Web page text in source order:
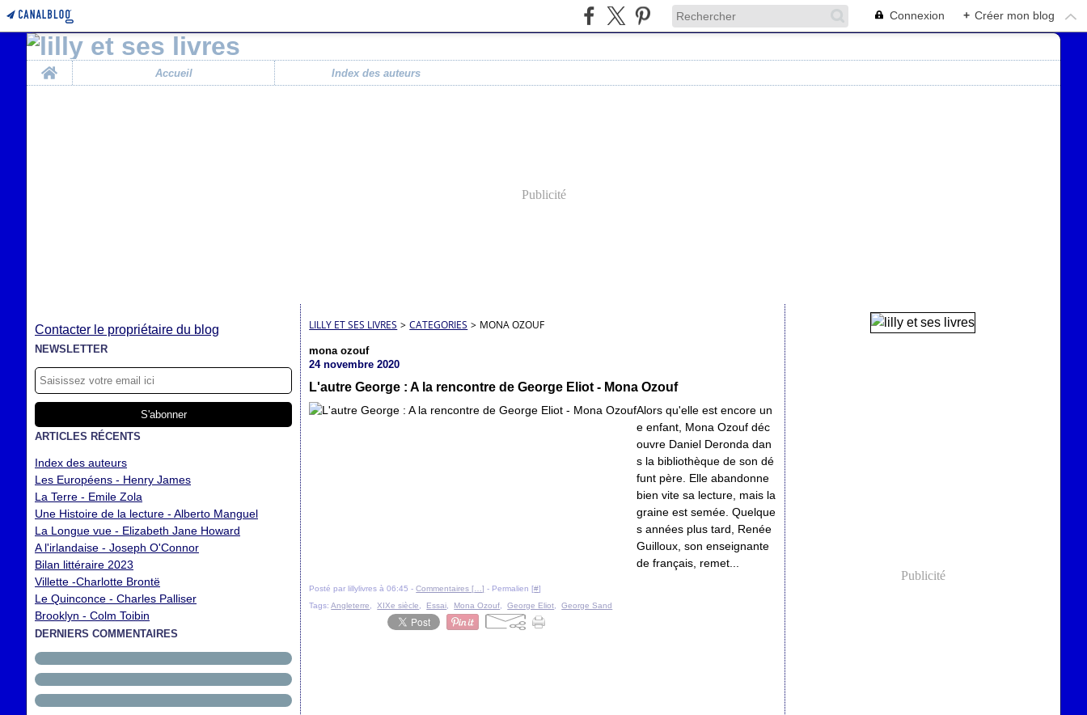
Connexion + Créer mon blog
Home
Accueil Index des auteurs
Publicité
Contacter le propriétaire du blog
NEWSLETTER
ARTICLES RÉCENTS
Index des auteurs
Les Européens - Henry James
La Terre - Emile Zola
Une Histoire de la lecture - Alberto Manguel
La Longue vue - Elizabeth Jane Howard
A l'irlandaise - Joseph O'Connor
Bilan littéraire 2023
Villette -Charlotte Brontë
Le Quinconce - Charles Palliser
Brooklyn - Colm Toibin
DERNIERS COMMENTAIRES
LILLY ET SES LIVRES > CATEGORIES > MONA OZOUF
mona ozouf
24 novembre 2020
L'autre George : A la rencontre de George Eliot - Mona Ozouf
Alors qu'elle est encore un
e enfant, Mona Ozouf déc
ouvre Daniel Deronda dan
s la bibliothèque de son dé
funt père. Elle abandonne
bien vite sa lecture, mais la
graine est semée. Quelque
s années plus tard, Renée
Guilloux, son enseignante
de français, remet...
Posté par lillylivres à 06:45 -Commentaires [ …] - Permalien [#]
Tags:Angleterre XIXe siècle Essai Mona Ozouf ,George Eliot ,George Sand
Publicité